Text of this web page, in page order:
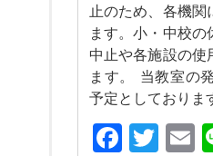
止のため、各機関
ます。小・中校
中止や各施設の使
ます。 当教室の
予定としておりま